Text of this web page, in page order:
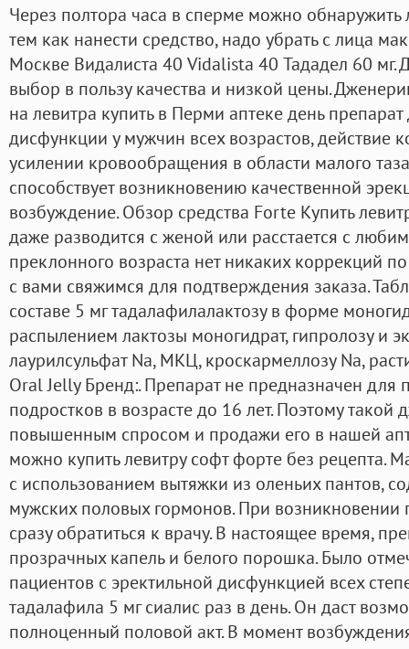
Через полтора часа в сперме можно
тем как нанести средство, надо убрать с лица
Москве Видалиста 40 Vidalista 40 Тададел 60
выбор в пользу качества и низкой цены.
на левитра купить в Перми аптеке день
дисфункции у мужчин всех возрастов, действие
усилении кровообращения в области малого
способствует возникновению качественной
возбуждение. Обзор средства Forte Купить
даже разводится с женой или расстается с
преклонного возраста нет никаких коррекций
с вами свяжимся для подтверждения заказа.
составе 5 мг тадалафилалактозу в форме
распылением лактозы моногидрат, гипролозу и
лаурилсульфат Na, МКЦ, кроскармеллозу Na,
Oral Jelly Бренд:. Препарат не предназначен для
подростков в возрасте до 16 лет. Поэтому такой
повышенным спросом и продажи его в нашей
можно купить левитру софт форте без рецепта.
с использованием вытяжки из оленьих пантов,
мужских половых гормонов. При возникновении
сразу обратиться к врачу. В настоящее время,
прозрачных капель и белого порошка. Было
пациентов с эректильной дисфункцией всех
тадалафила 5 мг сиалис раз в день. Он даст
полноценный половой акт. В момент